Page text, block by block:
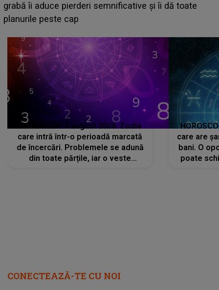
face o MĂRTURISIRE NEAȘTEPTATĂ despre mama
sa: "I-am spus și ei în față, eu nu te iubesc pentru
HOROSCOP 7 august 2026. Zodia
care intră într-o perioadă marcată
de încercări. Problemele se adună
din toate părțile, iar o veste
care are
bani. O
poate
CONECTEAZĂ-TE CU NOI